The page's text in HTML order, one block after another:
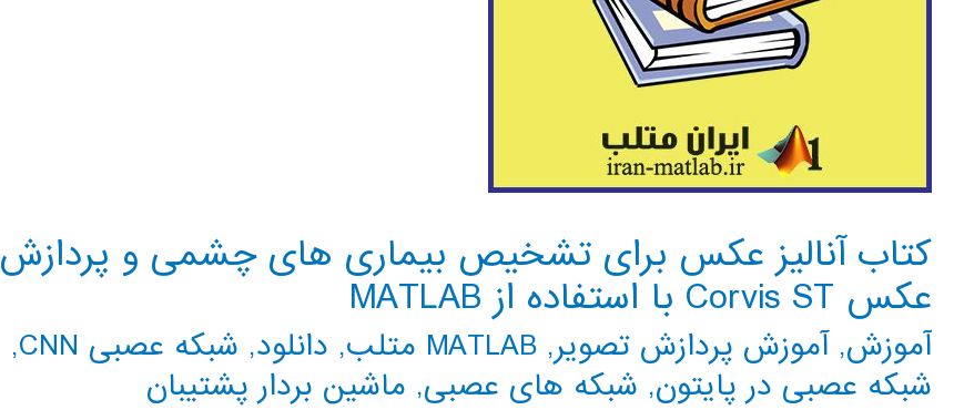
کتاب آنالیز عکس برای تشخیص بیماری های چشمی و پردازش
عکس Corvis ST با استفاده از MATLAB
آموزش,آموزش پردازش تصویر, MATLAB متلب , دانلود, شبکه عصبی CNN
,
شبکه عصبی در پایتون, شبکه های عصبی, ماشین بردار پشتیبان